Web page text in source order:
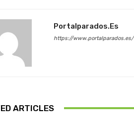
Portalparados.es
https://www.portalparados.es/
ARTICLES